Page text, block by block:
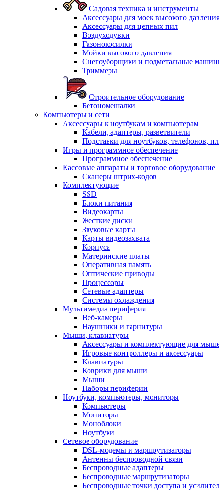
Садовая техника и инструменты
Аксессуары для моек высокого давления
Аксессуары для цепных пил
Воздуходувки
Газонокосилки
Мойки высокого давления
Снегоуборщики и подметальные
Триммеры
Строительное оборудование
Бетономешалки
Компьютеры и сети
Аксессуары к ноутбукам и компьютерам
Кабели, адаптеры, разветвители
Подставки для ноутбуков, телефонов,
Игры и программное обеспечение
Программное обеспечение
Кассовые аппараты и торговое оборудование
Сканеры штрих-кодов
Комплектующие
SSD
Блоки питания
Видеокарты
Жесткие диски
Звуковые карты
Карты видеозахвата
Корпуса
Материнские платы
Оперативная память
Оптические приводы
Процессоры
Сетевые адаптеры
Системы охлаждения
Мультимедиа периферия
Веб-камеры
Наушники и гарнитуры
Мыши, клавиатуры
Аксессуары и комплектующие для
Игровые контроллеры и аксессуары
Клавиатуры
Коврики для мыши
Мыши
Наборы периферии
Ноутбуки, компьютеры, мониторы
Компьютеры
Мониторы
Моноблоки
Ноутбуки
Сетевое оборудование
DSL-модемы и маршрутизаторы
Антенны беспроводной связи
Беспроводные адаптеры
Беспроводные маршрутизаторы
Беспроводные точки доступа и